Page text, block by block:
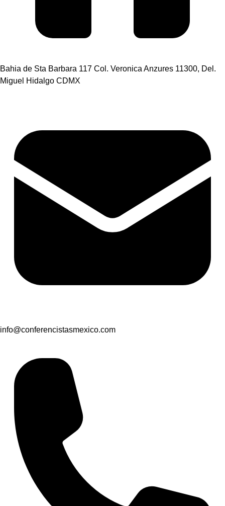
Bahia de Sta Barbara 117 Col. Veronica Anzures 11300, Del.
Miguel Hidalgo CDMX
info@conferencistasmexico.com